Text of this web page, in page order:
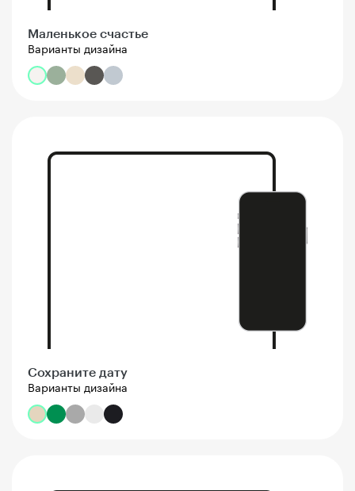
Маленькое счастье
Варианты дизайна
Сохраните дату
Варианты дизайна